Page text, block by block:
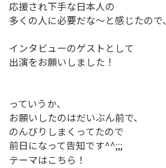
応援され下手な日本人の
多くの人に必要だな〜と感じたので、
インタビューのゲストとして
出演をお願いしました！
っていうか、
お願いしたのはだいぶん前で、
のんびりしまくってたので
前日になって告知です^^;;;
テーマはこちら！